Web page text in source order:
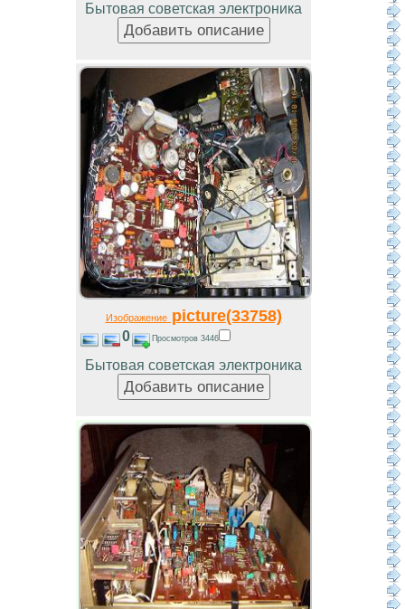
Бытовая советская электроника
Изображениеpicture(33758)
0 Просмотров 3446
Бытовая советская электроника